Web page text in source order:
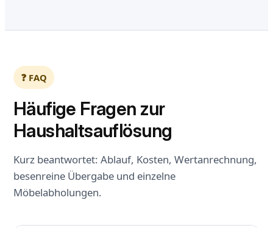
❓ FAQ
Häufige Fragen zur
Haushaltsauflösung
Kurz beantwortet: Ablauf, Kosten, Wertanrechnung,
besenreine Übergabe und einzelne
Möbelabholungen.